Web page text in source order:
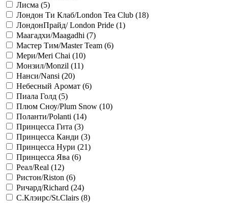
Лисма (5)
Лондон Ти Клаб/London Tea Club (18)
ЛондонПрайд/ London Pride (1)
Маагадхи/Maagadhi (7)
Мастер Тим/Master Team (6)
Мери/Meri Chai (10)
Монзил/Monzil (11)
Нанси/Nansi (20)
Небесный Аромат (6)
Пиала Голд (5)
Плюм Сноу/Plum Snow (10)
Поланти/Polanti (14)
Принцесса Гита (3)
Принцесса Канди (3)
Принцесса Нури (21)
Принцесса Ява (6)
Реал/Real (12)
Ристон/Riston (6)
Ричард/Richard (24)
С.Клэирс/St.Сlairs (8)